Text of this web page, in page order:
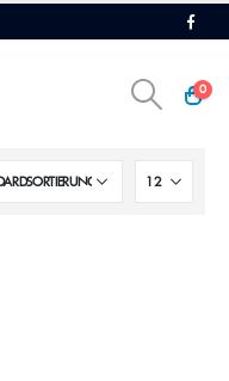
0